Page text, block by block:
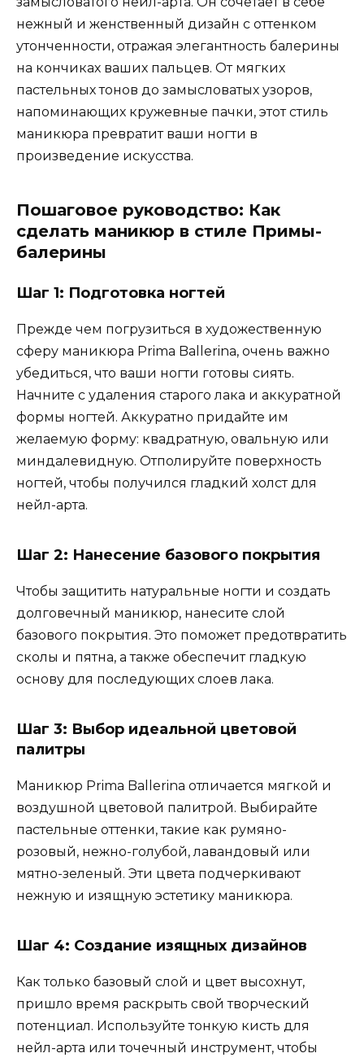
нежный и женственный дизайн с оттенком
утонченности, отражая элегантность балерины
на кончиках ваших пальцев. От мягких
пастельных тонов до замысловатых узоров,
напоминающих кружевные пачки, этот стиль
маникюра превратит ваши ногти в
произведение искусства.
Пошаговое руководство: Как
сделать маникюр в стиле Примы-
балерины
Шаг 1: Подготовка ногтей
Прежде чем погрузиться в художественную
сферу маникюра Prima Ballerina, очень важно
убедиться, что ваши ногти готовы сиять.
Начните с удаления старого лака и аккуратной
формы ногтей. Аккуратно придайте им
желаемую форму: квадратную, овальную или
миндалевидную. Отполируйте поверхность
ногтей, чтобы получился гладкий холст для
нейл-арта.
Шаг 2: Нанесение базового покрытия
Чтобы защитить натуральные ногти и создать
долговечный маникюр, нанесите слой
базового покрытия. Это поможет предотвратить
сколы и пятна, а также обеспечит гладкую
основу для последующих слоев лака.
Шаг 3: Выбор идеальной цветовой
палитры
Маникюр Prima Ballerina отличается мягкой и
воздушной цветовой палитрой. Выбирайте
пастельные оттенки, такие как румяно-
розовый, нежно-голубой, лавандовый или
мятно-зеленый. Эти цвета подчеркивают
нежную и изящную эстетику маникюра.
Шаг 4: Создание изящных дизайнов
Как только базовый слой и цвет высохнут,
пришло время раскрыть свой творческий
потенциал. Используйте тонкую кисть для
нейл-арта или точечный инструмент, чтобы